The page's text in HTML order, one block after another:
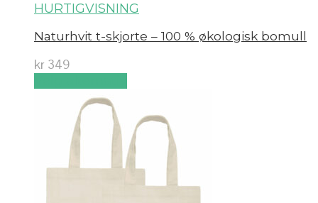
HURTIGVISNING
Naturhvit t-skjorte – 100 % økologisk bomull
kr 349